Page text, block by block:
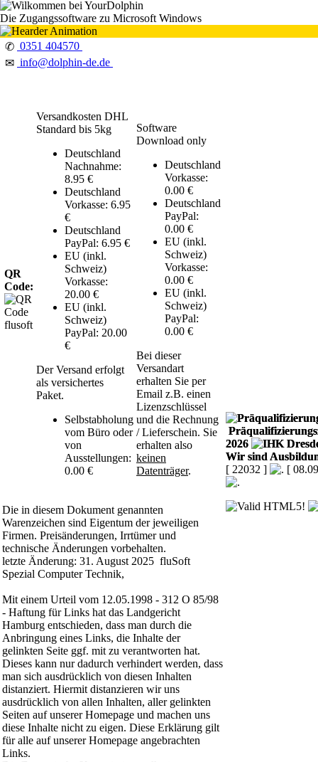
Die Zugangssoftware zu Microsoft Windows
✆ 0351 404570
✉ info@dolphin-de.de
QR
Code:
Versandkosten DHL
Standard bis 5kg
Deutschland
Nachnahme:
8.95 €
Deutschland
Vorkasse: 6.95
€
Deutschland
PayPal: 6.95 €
EU (inkl.
Schweiz)
Vorkasse:
20.00 €
EU (inkl.
Schweiz)
PayPal: 20.00
€
Der Versand erfolgt
als versichertes
Paket.
Selbstabholung
vom Büro oder
von
Ausstellungen:
0.00 €
Software
Download only
Deutschland
Vorkasse:
0.00 €
Deutschland
PayPal:
0.00 €
EU (inkl.
Schweiz)
Vorkasse:
0.00 €
EU (inkl.
Schweiz)
PayPal:
0.00 €
Bei dieser
Versandart
erhalten Sie per
Email z.B. einen
Lizenzschlüssel
und die Rechnung
/ Lieferschein. Sie
erhalten also
keinen
Datenträger.
Die in diesem Dokument genannten
Warenzeichen sind Eigentum der jeweiligen
Firmen. Preisänderungen, Irrtümer und
technische Änderungen vorbehalten.
letzte Änderung: 31. August 2025 fluSoft
Spezial Computer Technik,
Mit einem Urteil vom 12.05.1998 - 312 O 85/98
- Haftung für Links hat das Landgericht
Hamburg entschieden, dass man durch die
Anbringung eines Links, die Inhalte der
gelinkten Seite ggf. mit zu verantworten hat.
Dieses kann nur dadurch verhindert werden, dass
man sich ausdrücklich von diesen Inhalten
distanziert. Hiermit distanzieren wir uns
ausdrücklich von allen Inhalten, aller gelinkten
Seiten auf unserer Homepage und machen uns
diese Inhalte nicht zu eigen. Diese Erklärung gilt
für alle auf unserer Homepage angebrachten
Links.
2026
Wir sind
[ 22032 ]
[